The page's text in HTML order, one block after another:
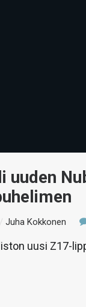
uuden
/Juha Kokkonen
uusi Z17-